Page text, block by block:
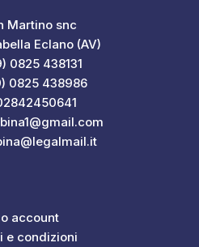
Martino snc
Eclano (AV)
0825 438131
0825 438986
account
e condizioni